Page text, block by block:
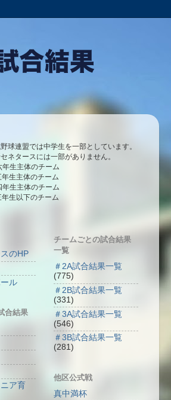
球連盟では中学生を一部としています。
ネタースには一部がありません。
生主体のチーム
生主体のチーム
生主体のチーム
生以下のチーム
のHP
ル
合結果
ア育
チームごとの試合結果
一覧
＃2A試合結果一覧
(775)
＃2B試合結果一覧
(331)
＃3A試合結果一覧
(546)
＃3B試合結果一覧
(281)
他区公式戦
真中満杯